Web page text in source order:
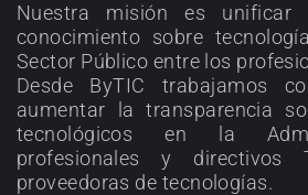
Nuestra misión es unificar
conocimiento sobre
Sector Público entre los
Desde ByTIC trabajamos
aumentar la transparencia
tecnológicos en la
profesionales y directivos
proveedoras de tecnologías.